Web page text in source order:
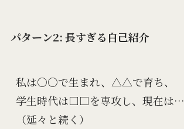
パターン2: 長すぎる自己紹介
私は○○で生まれ、△△で育ち、
学生時代は□□を専攻し、現在は…